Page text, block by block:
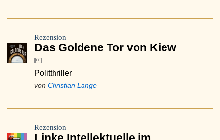
Rezension
Das Goldene Tor von Kiew
Politthriller
von Christian Lange
Rezension